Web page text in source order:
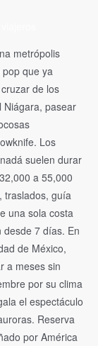
metrópolis
que ya
de los
Niágara, pasear
Los
suelen durar
a 55,000
traslados, guía
una sola costa
7 días. En
de México,
a meses sin
por su clima
el espectáculo
Reserva
por América